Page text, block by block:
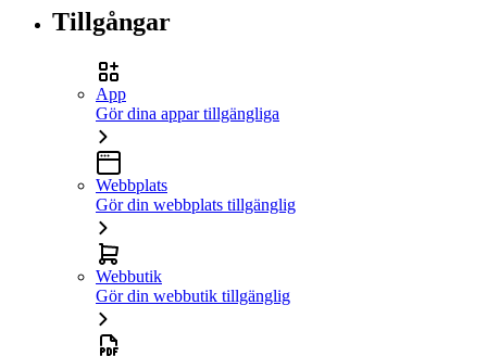
Tillgångar
App
Gör dina appar tillgängliga
Webbplats
Gör din webbplats tillgänglig
Webbutik
Gör din webbutik tillgänglig